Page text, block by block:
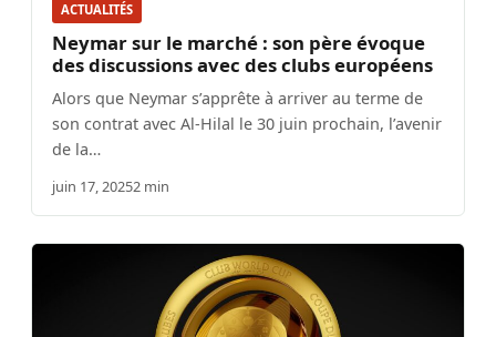
ACTUALITÉS
Neymar sur le marché : son père évoque
des discussions avec des clubs européens
Alors que Neymar s’apprête à arriver au terme de
son contrat avec Al-Hilal le 30 juin prochain, l’avenir
de la…
juin 17, 20252 min